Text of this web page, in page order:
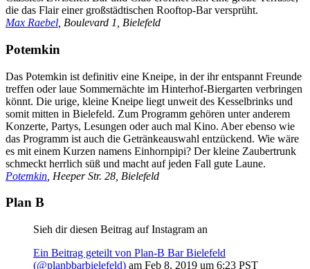
die das Flair einer großstädtischen Rooftop-Bar versprüht.
Max Raebel , Boulevard 1, Bielefeld
Potemkin
Das Potemkin ist definitiv eine Kneipe, in der ihr entspannt Freunde
treffen oder laue Sommernächte im Hinterhof-Biergarten verbringen
könnt. Die urige, kleine Kneipe liegt unweit des Kesselbrinks und
somit mitten in Bielefeld. Zum Programm gehören unter anderem
Konzerte, Partys, Lesungen oder auch mal Kino. Aber ebenso wie
das Programm ist auch die Getränkeauswahl entzückend. Wie wäre
es mit einem Kurzen namens Einhornpipi? Der kleine Zaubertrunk
schmeckt herrlich süß und macht auf jeden Fall gute Laune.
Potemkin , Heeper Str. 28, Bielefeld
Plan B
Sieh dir diesen Beitrag auf Instagram an
Ein Beitrag geteilt von Plan-B Bar Bielefeld
(@planbbarbielefeld) am Feb 8, 2019 um 6:23 PST